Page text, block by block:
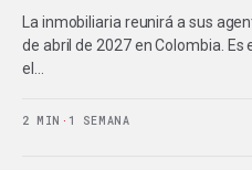
La inmobiliaria reunirá a sus
de abril de 2027 en Colombia.
el…
2 MIN · 1 SEMANA